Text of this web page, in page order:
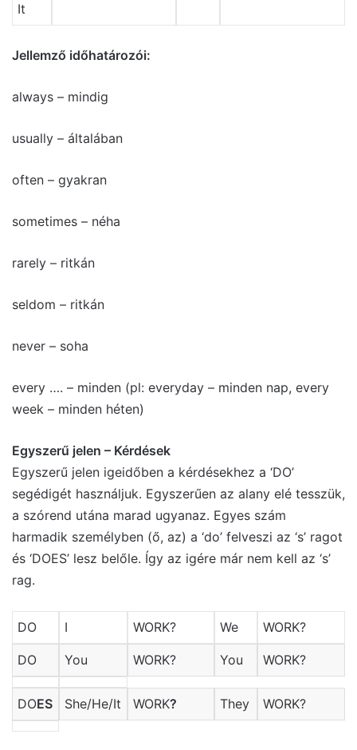
It
Jellemző időhatározói:
always – mindig
usually – általában
often – gyakran
sometimes – néha
rarely – ritkán
seldom – ritkán
never – soha
every …. – minden (pl: everyday – minden nap, every
week – minden héten)
Egyszerű jelen – Kérdések
Egyszerű jelen igeidőben a kérdésekhez a ‘DO’
segédigét használjuk. Egyszerűen az alany elé tesszük,
a szórend utána marad ugyanaz. Egyes szám
harmadik személyben (ő, az) a ‘do’ felveszi az ‘s’ ragot
és ‘DOES’ lesz belőle. Így az igére már nem kell az ‘s’
rag.
DO I WORK? We WORK?
DO You WORK? You WORK?
DOES She/He/It WORK? They WORK?